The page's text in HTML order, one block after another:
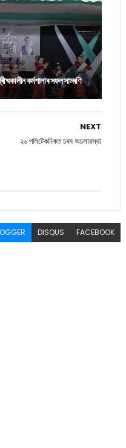
কৰ্মশালাৰ সফল সামৰণি
NEXT
২৬ পলিটেকনিকত চৰম অচলাৱস্থা
DISQUS FACEBOOK